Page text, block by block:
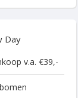
Day
v.a. €39,-